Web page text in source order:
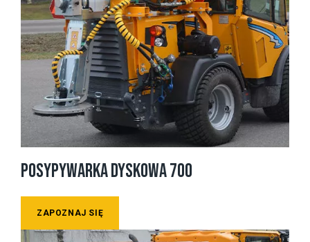
POSYPYWARKA DYSKOWA 700
ZAPOZNAJ SIĘ